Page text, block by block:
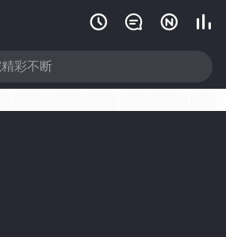
   